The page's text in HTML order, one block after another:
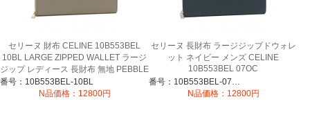
セリーヌ 財布 CELINE 10B553BEL
10BL LARGE ZIPPED WALLET ラージ
ジップ レディース 長財布 無地 PEBBLE
茶色
番号：10B553BEL-10BL
N品価格：12800円
セリーヌ 長財布 ラージジップドウォレ
ット ネイビー メンズ CELINE
10B553BEL 07OC
番号：10B553BEL-07OC
N品価格：12800円